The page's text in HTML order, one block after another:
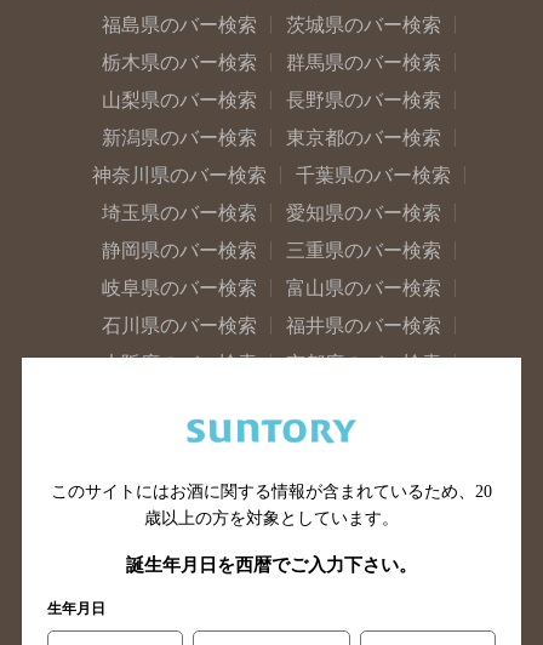
福島県のバー検索
茨城県のバー検索
栃木県のバー検索
群馬県のバー検索
山梨県のバー検索
長野県のバー検索
新潟県のバー検索
東京都のバー検索
神奈川県のバー検索
千葉県のバー検索
埼玉県のバー検索
愛知県のバー検索
静岡県のバー検索
三重県のバー検索
岐阜県のバー検索
富山県のバー検索
石川県のバー検索
福井県のバー検索
大阪府のバー検索
京都府のバー検索
滋賀県のバー検索
和歌山県のバー検索
山口県のバー検索
鳥取県のバー検索
島根県のバー検索
徳島県のバー検索
高知県のバー検索
福岡県のバー検索
このサイトにはお酒に関する情報が含まれているため、 20
歳以上の方を対象としています。
誕生年月日を西暦でご入力下さい。
生年月日